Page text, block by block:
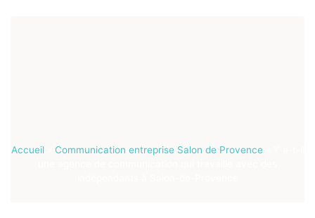
Accueil» Communication entreprise Salon de Provence»